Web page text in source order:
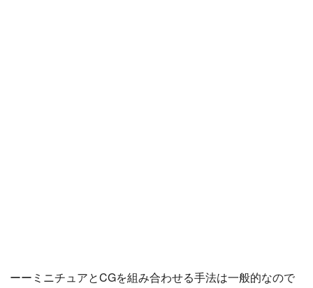
ーーミニチュアとCGを組み合わせる手法は一般的なので